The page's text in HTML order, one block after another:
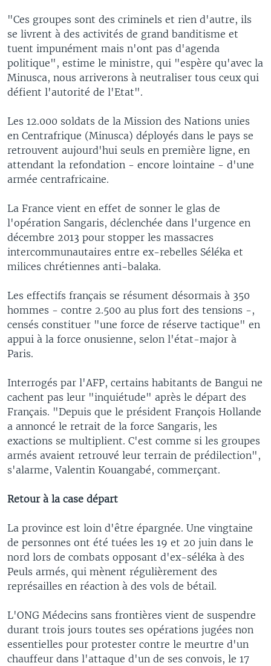
"Ces groupes sont des criminels et rien d'autre, ils
se livrent à des activités de grand banditisme et
tuent impunément mais n'ont pas d'agenda
politique", estime le ministre, qui "espère qu'avec la
Minusca, nous arriverons à neutraliser tous ceux qui
défient l'autorité de l'Etat".
Les 12.000 soldats de la Mission des Nations unies
en Centrafrique (Minusca) déployés dans le pays se
retrouvent aujourd'hui seuls en première ligne, en
attendant la refondation - encore lointaine - d'une
armée centrafricaine.
La France vient en effet de sonner le glas de
l'opération Sangaris, déclenchée dans l'urgence en
décembre 2013 pour stopper les massacres
intercommunautaires entre ex-rebelles Séléka et
milices chrétiennes anti-balaka.
Les effectifs français se résument désormais à 350
hommes - contre 2.500 au plus fort des tensions -,
censés constituer "une force de réserve tactique" en
appui à la force onusienne, selon l'état-major à
Paris.
Interrogés par l'AFP, certains habitants de Bangui ne
cachent pas leur "inquiétude" après le départ des
Français. "Depuis que le président François Hollande
a annoncé le retrait de la force Sangaris, les
exactions se multiplient. C'est comme si les groupes
armés avaient retrouvé leur terrain de prédilection",
s'alarme, Valentin Kouangabé, commerçant.
Retour à la case départ
La province est loin d'être épargnée. Une vingtaine
de personnes ont été tuées les 19 et 20 juin dans le
nord lors de combats opposant d'ex-séléka à des
Peuls armés, qui mènent régulièrement des
représailles en réaction à des vols de bétail.
L'ONG Médecins sans frontières vient de suspendre
durant trois jours toutes ses opérations jugées non
essentielles pour protester contre le meurtre d'un
chauffeur dans l'attaque d'un de ses convois, le 17